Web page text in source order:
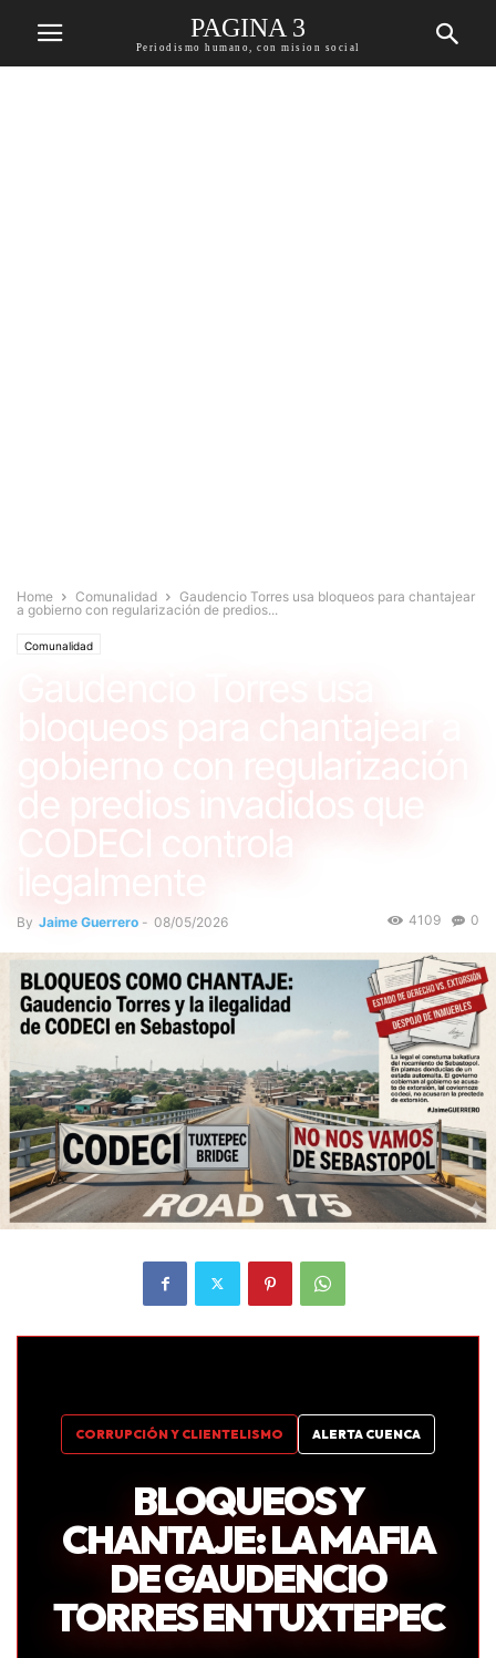
PAGINA 3
Periodismo humano, con mision social
Home Comunalidad
Gaudencio Torres usa bloqueos para chantajear
a gobierno con regularización de predios...
Comunalidad
bloqueos para chantajear a
gobierno con regularización
de predios invadidos que
CODECI controla
ilegalmente
By Jaime Guerrero - 08/05/2026 0
4109
CORRUPCIÓN Y CLIENTELISMO ALERTA CUENCA
BLOQUEOS Y
CHANTAJE: LA MAFIA
DE GAUDENCIO
TORRES EN TUXTEPEC